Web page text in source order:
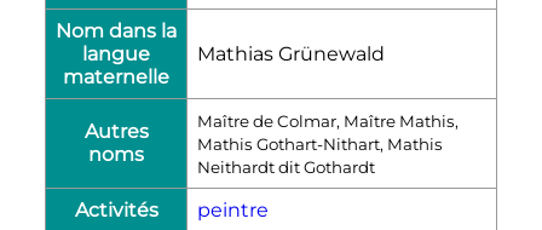
Nom dans la
langue
maternelle
Mathias Grünewald
Autres
noms
Maître de Colmar, Maître Mathis,
Mathis Gothart-Nithart, Mathis
Neithardt dit Gothardt
Activités
peintre